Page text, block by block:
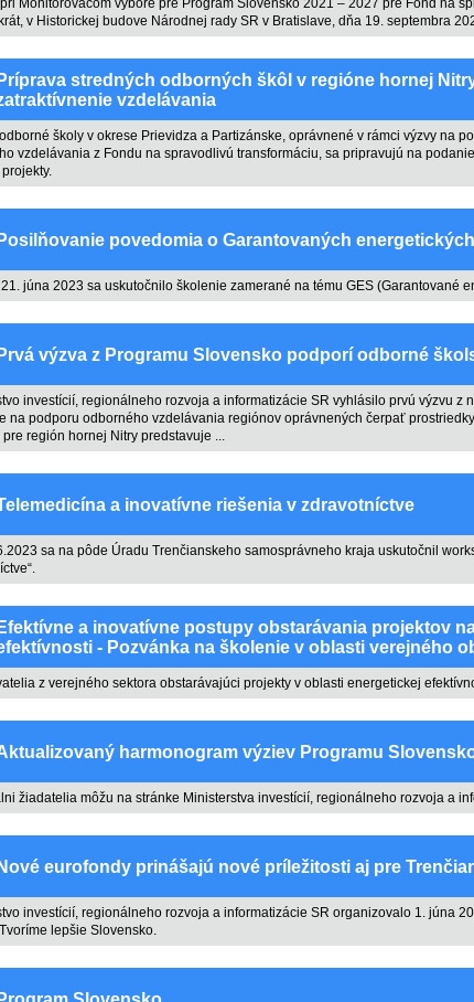
Monitorovacom výbore pre Program Slovensko 2021 – 2027 pre Fond na
v Historickej budove Národnej rady SR v Bratislave, dňa 19. septembra
stredných odborných škôl v regióne hornej
vzdelávania
školy v okrese Prievidza a Partizánske, oprávnené v rámci výzvy na
vzdelávania z Fondu na spravodlivú transformáciu, sa pripravujú na
povedomia o Garantovaných
júna 2023 sa uskutočnilo školenie zamerané na tému GES (Garantované
výzva z Programu Slovensko podporí odborné
investícií, regionálneho rozvoja a informatizácie SR vyhlásilo prvú výzvu z
na podporu odborného vzdelávania regiónov oprávnených čerpať
región hornej Nitry predstavuje ...
a inovatívne riešenia v zdravotníctve
sa na pôde Úradu Trenčianskeho samosprávneho kraja uskutočnil
a inovatívne postupy obstarávania projektov
- Pozvánka na školenie v oblasti verejného
z verejného sektora obstarávajúci projekty v oblasti energetickej
harmonogram výziev Programu
žiadatelia môžu na stránke Ministerstva investícií, regionálneho rozvoja a
eurofondy prinášajú nové príležitosti aj pre
investícií, regionálneho rozvoja a informatizácie SR organizovalo 1. júna
lepšie Slovensko.